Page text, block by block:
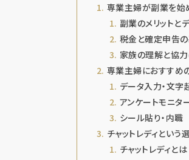
専業主婦が副業を始
副業のメリットと
税金と確定申告
家族の理解と協
専業主婦におすすめ
データ入力・文字
アンケートモニタ
シール貼り・内職
チャットレディとい
チャットレディとは